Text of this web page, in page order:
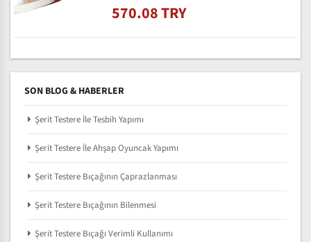
570.08 TRY
SON BLOG & HABERLER
Şerit Testere İle Tesbih Yapımı
Şerit Testere İle Ahşap Oyuncak Yapımı
Şerit Testere Bıçağının Çaprazlanması
Şerit Testere Bıçağının Bilenmesi
Şerit Testere Bıçağı Verimli Kullanımı